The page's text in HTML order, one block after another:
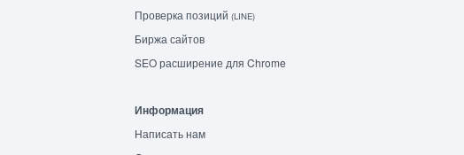
Проверка позиций (LINE)
Биржа сайтов
SEO расширение для Chrome
Информация
Написать нам